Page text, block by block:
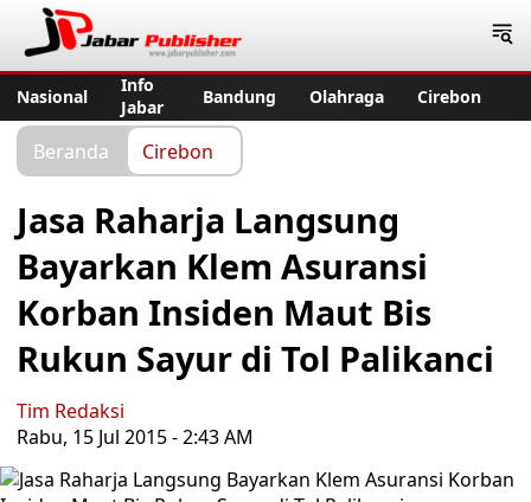
Nasional
Info
Jabar
Bandung Olahraga Cirebon
Beranda Cirebon
Jasa Raharja Langsung
Bayarkan Klem Asuransi
Korban Insiden Maut Bis
Rukun Sayur di Tol Palikanci
Tim Redaksi
Rabu, 15 Jul 2015 - 2:43 AM